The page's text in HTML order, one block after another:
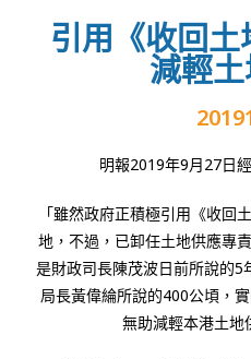
引用《收回
減輕
明報2019年9月27日
「雖然政府正積極引用《收回
地，不過，已卸任土地供應專
是財政司長陳茂波日前所說的
局長黃偉綸所說的400公頃，
無助減輕本港土地